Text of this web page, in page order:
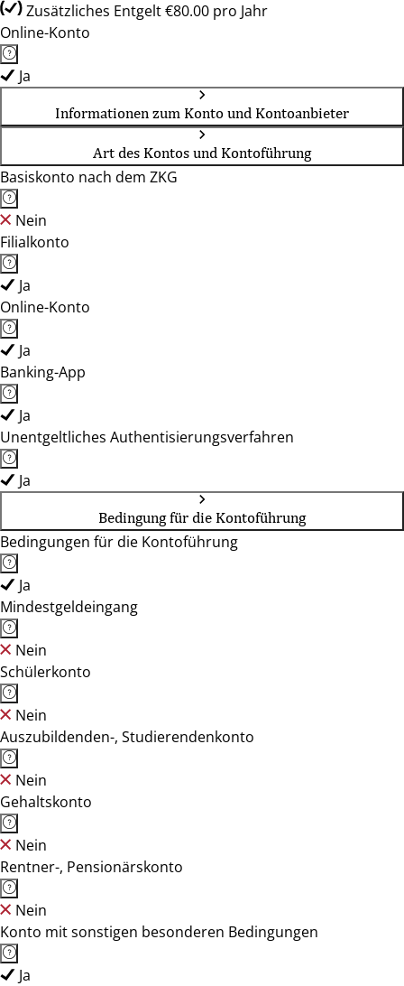
Zusätzliches Entgelt €80.00 pro Jahr
Online-Konto
Ja
Informationen zum Konto und Kontoanbieter
Art des Kontos und Kontoführung
Basiskonto nach dem ZKG
Nein
Filialkonto
Ja
Online-Konto
Ja
Banking-App
Ja
Unentgeltliches Authentisierungsverfahren
Ja
Bedingung für die Kontoführung
Bedingungen für die Kontoführung
Ja
Mindestgeldeingang
Nein
Schülerkonto
Nein
Auszubildenden-, Studierendenkonto
Nein
Gehaltskonto
Nein
Rentner-, Pensionärskonto
Nein
Konto mit sonstigen besonderen Bedingungen
Ja